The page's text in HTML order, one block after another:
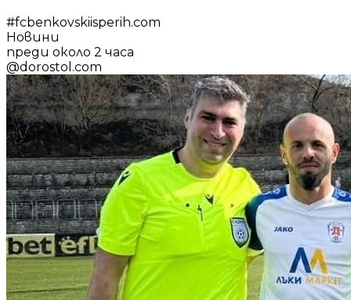
#fcbenkovskiisperih.com
Новини
преди около 2 часа
@dorostol.com